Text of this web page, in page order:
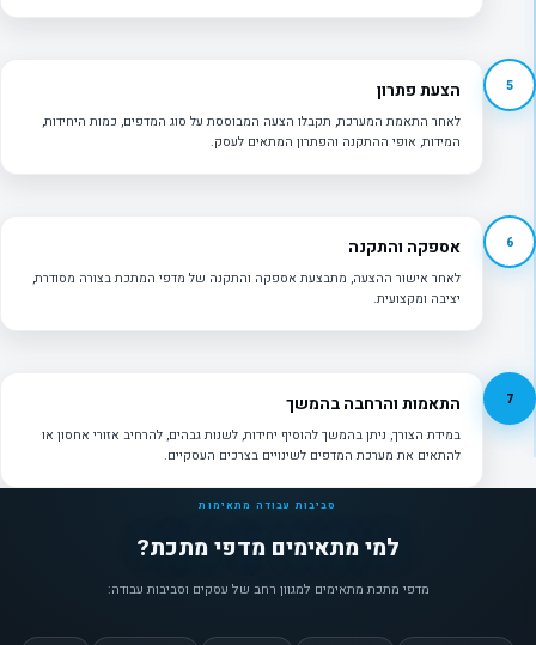
5 הצעת פתרון
לאחר התאמת המערכת, תקבלו הצעה המבוססת על סוג המדפים, כמות היחידות,
המידות, אופי ההתקנה והפתרון המתאים לעסק.
6 אספקה והתקנה
לאחר אישור ההצעה, מתבצעת אספקה והתקנה של מדפי המתכת בצורה מסודרת,
יציבה ומקצועית.
7 התאמות והרחבה בהמשך
במידת הצורך, ניתן בהמשך להוסיף יחידות, לשנות גבהים, להרחיב אזורי אחסון או
להתאים את מערכת המדפים לשינויים בצרכים העסקיים.
סביבות עבודה מתאימות
למי מתאימים מדפי מתכת?
מדפי מתכת מתאימים למגוון רחב של עסקים וסביבות עבודה: